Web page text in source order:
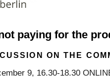
paying for the
ON THE
9, 16.30-18.30